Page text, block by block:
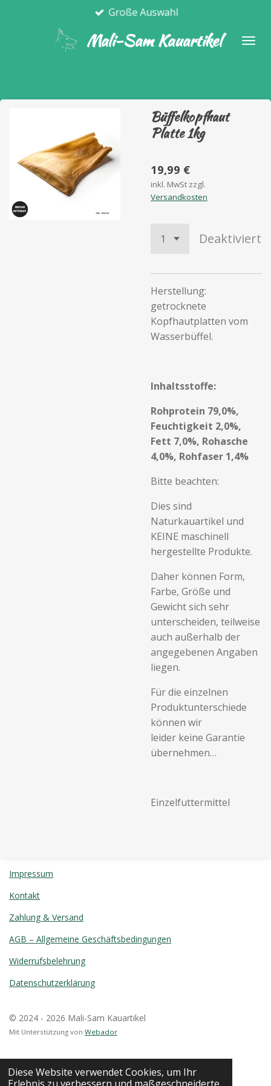
Diese Website verwendet Cookies, um Ihr
Mali-Sam Kauartikel
Große Auswahl
Büffelkopfhaut
Platte 1kg
19,99 €
inkl. MwSt zzgl.
Versandkosten
Deaktiviert
Herstellung:
getrocknete
Kopfhautplatten vom
Wasserbüffel.
Inhaltsstoffe:
Rohprotein 79,0%,
Feuchtigkeit 2,0%,
Fett 7,0%, Rohasche
4,0%, Rohfaser 1,4%
Bitte beachten:
Dies sind
Naturkauartikel und
KEINE maschinell
hergestellte Produkte.
Daher können Form,
Farbe, Größe und
Gewicht sich sehr
unterscheiden, teilweise
auch außerhalb der
angegebenen Angaben
liegen.
Für die einzelnen
Produktunterschiede
können wir
leider keine Garantie
übernehmen…
Einzelfuttermittel
Impressum
Kontakt
Zahlung & Versand
AGB – Allgemeine Geschäftsbedingungen
Widerrufsbelehrung
Datenschutzerklärung
© 2024 - 2026 Mali-Sam Kauartikel
Mit Unterstützung von Webador